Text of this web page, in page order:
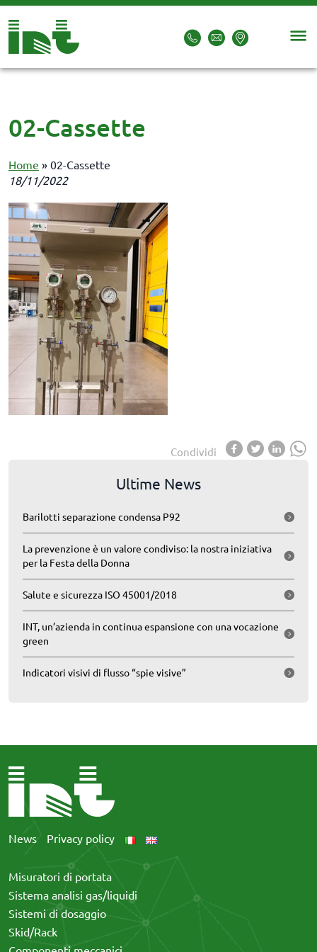
02-Cassette
Home » 02-Cassette
18/11/2022
Condividi
Ultime News
Barilotti separazione condensa P92
La prevenzione è un valore condiviso: la nostra iniziativa
per la Festa della Donna
Salute e sicurezza ISO 45001/2018
INT, un’azienda in continua espansione con una vocazione
green
Indicatori visivi di flusso “spie visive”
News Privacy policy
Misuratori di portata
Sistema analisi gas/liquidi
Sistemi di dosaggio
Skid/Rack